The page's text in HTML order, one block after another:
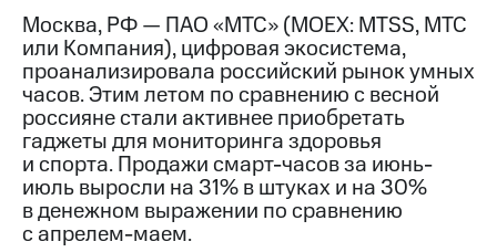
Контакты
Медиа-центр
Пресс-
релизы
МТС
о технологиях
Достижения
Москва, РФ — ПАО «МТС» (MOEX: MTSS, МТС
или Компания), цифровая экосистема,
проанализировала российский рынок умных
часов. Этим летом по сравнению с весной
россияне стали активнее приобретать
гаджеты для мониторинга здоровья
и спорта. Продажи смарт-часов за июнь-
июль выросли на 31% в штуках и на 30%
в денежном выражении по сравнению
с апрелем-маем.